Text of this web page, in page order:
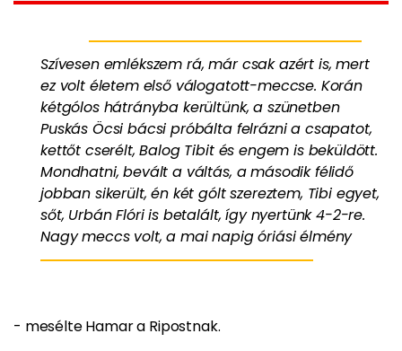
Szívesen emlékszem rá, már csak azért is, mert
ez volt életem első válogatott-meccse. Korán
kétgólos hátrányba kerültünk, a szünetben
Puskás Öcsi bácsi próbálta felrázni a csapatot,
kettőt cserélt, Balog Tibit és engem is beküldött.
Mondhatni, bevált a váltás, a második félidő
jobban sikerült, én két gólt szereztem, Tibi egyet,
sőt, Urbán Flóri is betalált, így nyertünk 4-2-re.
Nagy meccs volt, a mai napig óriási élmény
- mesélte Hamar a Ripostnak.